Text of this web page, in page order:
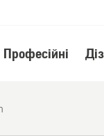
Професійні